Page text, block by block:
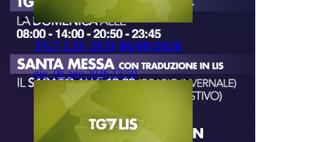
TG7 LIS 2ED 06/08/2026
gio, 06 ago 2026 13:50